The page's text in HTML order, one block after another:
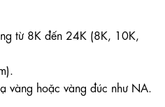
từ 8K đến 24K (8K, 10K,
vàng hoặc vàng đúc như NA.